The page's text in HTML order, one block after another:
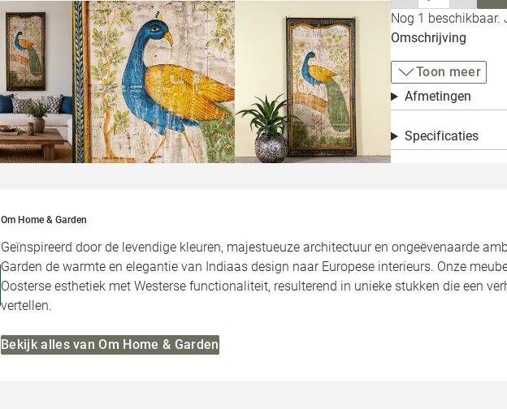
Nog 1 beschikbaar.
Omschrijving
Toon meer
Afmetingen
Specificaties
Om Home & Garden
Geïnspireerd door de levendige kleuren, majestueuze architectuur en ongeëvenaarde
Garden de warmte en elegantie van Indiaas design naar Europese interieurs. Onze
Oosterse esthetiek met Westerse functionaliteit, resulterend in unieke stukken die een
vertellen.
Bekijk alles van Om Home & Garden